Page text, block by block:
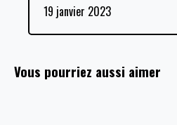
19 janvier 2023
Vous pourriez aussi aimer